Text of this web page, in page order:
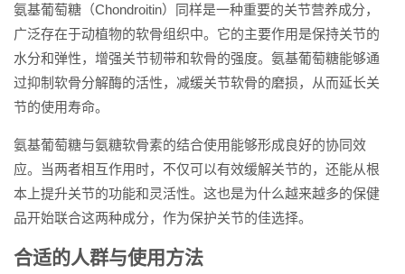
氨基葡萄糖（Chondroitin）同样是一种重要的关节营养成分，
广泛存在于动植物的软骨组织中。它的主要作用是保持关节的
水分和弹性，增强关节韧带和软骨的强度。氨基葡萄糖能够通
过抑制软骨分解酶的活性，减缓关节软骨的磨损，从而延长关
节的使用寿命。
氨基葡萄糖与氨糖软骨素的结合使用能够形成良好的协同效
应。当两者相互作用时，不仅可以有效缓解关节的，还能从根
本上提升关节的功能和灵活性。这也是为什么越来越多的保健
品开始联合这两种成分，作为保护关节的佳选择。
合适的人群与使用方法